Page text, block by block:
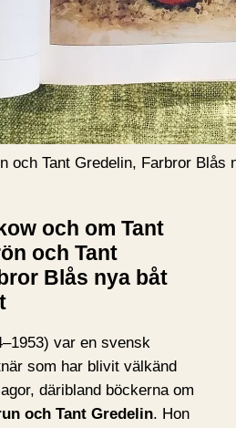
och Tant Gredelin, Farbror Blås
och om Tant
och Tant
Blås nya båt
var en svensk
som har blivit välkänd
däribland böckerna om
och Tant Gredelin. Hon